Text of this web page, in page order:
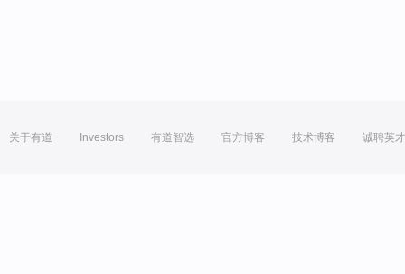
关于有道 Investors 有道智选 官方博客 技术博客 诚聘英才